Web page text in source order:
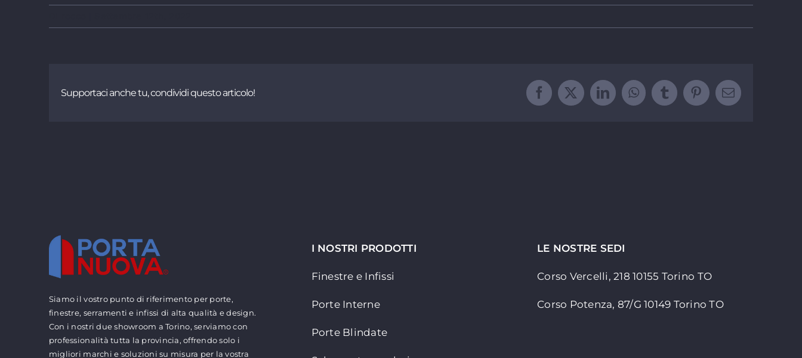
Supportaci anche tu, condividi questo articolo! Facebook
X LinkedInWhatsApp
TumblrPinterest
Email
Siamo il vostro punto di riferimento per porte,
finestre, serramenti e infissi di alta qualità e design.
Con i nostri due showroom a Torino, serviamo con
professionalità tutta la provincia, offrendo solo i
migliori marchi e soluzioni su misura per la vostra
I NOSTRI PRODOTTI
Finestre e Infissi
Porte Interne
Porte Blindate
LE NOSTRE SEDI
Corso Vercelli, 218 10155 Torino TO
Corso Potenza, 87/G 10149 Torino TO